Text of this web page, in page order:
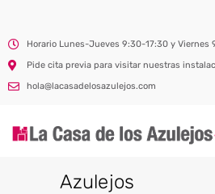
Horario Lunes-Jueves 9:30-17:30 y Viernes
Pide cita previa para visitar nuestras
hola@lacasadelosazulejos.com
Azulejos